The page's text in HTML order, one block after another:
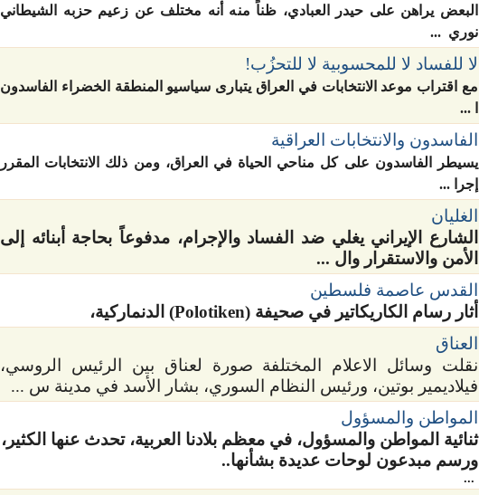
البعض يراهن على حيدر العبادي، ظناً منه أنه مختلف عن زعيم حزبه الشيطاني
نوري ...
لا للفساد لا للمحسوبية لا للتحزُب!
مع اقتراب موعد الانتخابات في العراق يتبارى سياسيو المنطقة الخضراء الفاسدون
ا ...
الفاسدون والانتخابات العراقية
يسيطر الفاسدون على كل مناحي الحياة في العراق، ومن ذلك الانتخابات المقرر
إجرا ...
الغليان
الشارع الإيراني يغلي ضد الفساد والإجرام، مدفوعاً بحاجة أبنائه إلى
الأمن والاستقرار وال ...
القدس عاصمة فلسطين
أثار رسام الكاريكاتير في صحيفة (‏Polotiken‏) الدنماركية،
العناق
نقلت وسائل الاعلام المختلفة صورة لعناق بين الرئيس الروسي،
فيلاديمير بوتين، ورئيس النظام السوري، بشار الأسد في مدينة س ...
المواطن والمسؤول
ثنائية المواطن والمسؤول، في معظم بلادنا العربية، تحدث عنها الكثير،
ورسم مبدعون لوحات عديدة بشأنها..
...